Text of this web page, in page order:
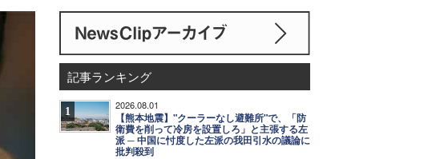
記事ランキング
1 2026.08.01
【熊本地震】"クーラーなし避難所"で、「防
衛費を削って冷房を設置しろ」と主張する左
派 ─ 中国に忖度した左派の我田引水の議論に
批判殺到